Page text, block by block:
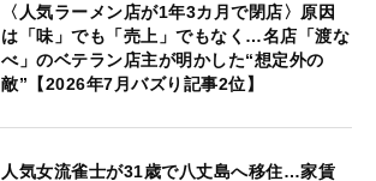
〈人気ラーメン店が1年3カ月で閉店〉原因
は「味」でも「売上」でもなく…名店「渡な
べ」のベテラン店主が明かした“想定外の
敵”【2026年7月バズり記事2位】
人気女流雀士が31歳で八丈島へ移住…家賃